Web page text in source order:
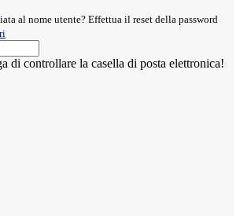
al nome utente? Effettua il reset della password
di controllare la casella di posta elettronica!